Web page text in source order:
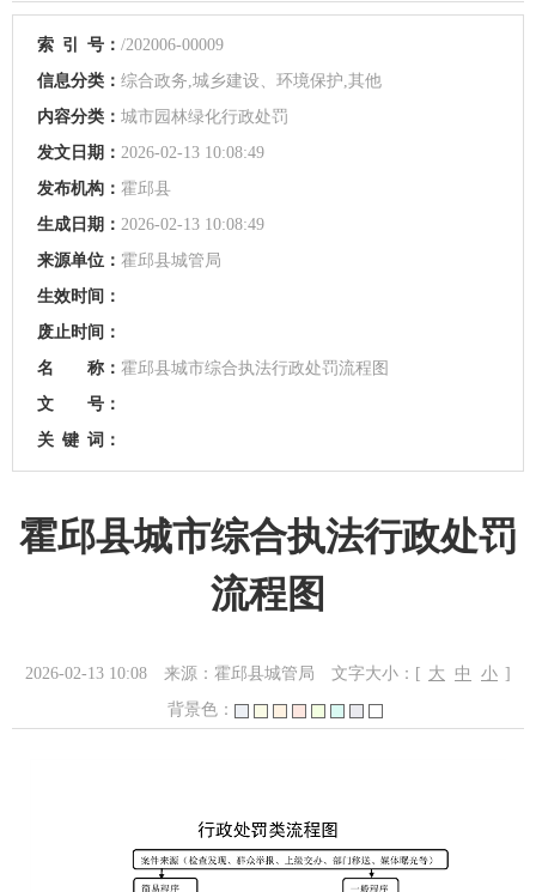
索 引 号： /202006-00009
信息分类： 综合政务,城乡建设、环境保护,其他
内容分类： 城市园林绿化行政处罚
发文日期： 2026-02-13 10:08:49
发布机构： 霍邱县
生成日期： 2026-02-13 10:08:49
来源单位： 霍邱县城管局
生效时间：
废止时间：
名 称： 霍邱县城市综合执法行政处罚流程图
文 号：
关 键 词：
霍邱县城市综合执法行政处罚
流程图
2026-02-13 10:08 来源：霍邱县城管局 文字大小：[ 大 中 小 ]
背景色：